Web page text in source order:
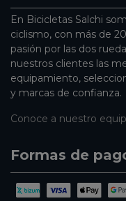
En Bicicletas Salchi
ciclismo, con más de
pasión por las dos
nuestros clientes las
equipamiento,
y marcas de confianza.
Conoce a nuestro
Formas de